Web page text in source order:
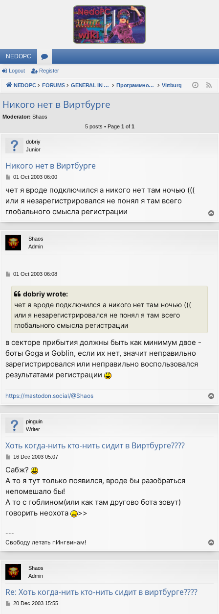
NEDOPC
or
u
s
Logout Register
NEDOPC FORUMS GENERAL IN RUSSIAN Программное обеспечение Virtburg
Никого нет в Виртбурге
Moderator: Shaos
5 posts • Page 1 of 1
dobriy
Junior
Никого нет в Виртбурге
P
s
t
01 Oct 2003 06:00
чет я вроде подключился а никого нет там ночью (((
или я незарегистрировался не понял я там всего
глобального смысла регистрации
o
p
Shaos
Admin
P01 Oct 2003 06:08
dobriy wrote:
чет я вроде подключился а никого нет там ночью (((
или я незарегистрировался не понял я там всего
глобального смысла регистрации
в секторе прибытия должны быть как минимум двое -
боты Goga и Goblin, если их нет, значит неправильно
зарегистрировался или неправильно воспользовался
результатами регистрации
https://mastodon.social/@Shaos
o
p
pinguin
Writer
Хоть когда-нить кто-нить сидит в Виртбурге????
P
s
t
16 Dec 2003 05:07
Сабж?
А то я тут только появился, вроде бы разобраться
непомешало бы!
А то с гоблином(или как там другово бота зовут)
говорить неохота
>>
---
Свободу летать пИнгвинам!
o
p
Shaos
Admin
Re: Хоть когда-нить кто-нить сидит в виртбурге????
P20 Dec 2003 15:55